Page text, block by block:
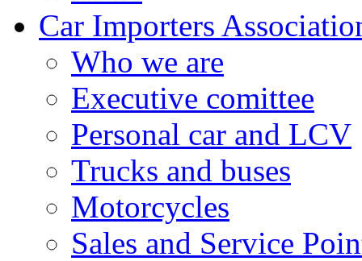
Car Importers
Who we are
Executive comittee
Personal car and LCV
Trucks and buses
Motorcycles
Sales and Service